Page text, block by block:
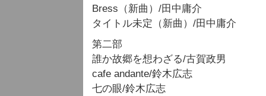
Bress（新曲）/田中庸介
タイトル未定（新曲）/田中庸介
第二部
誰か故郷を想わざる/古賀政男
cafe andante/鈴木広志
七の眼/鈴木広志